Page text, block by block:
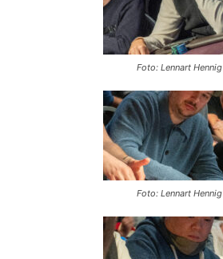
Foto: Lennart Hennig
Foto: Lennart Hennig